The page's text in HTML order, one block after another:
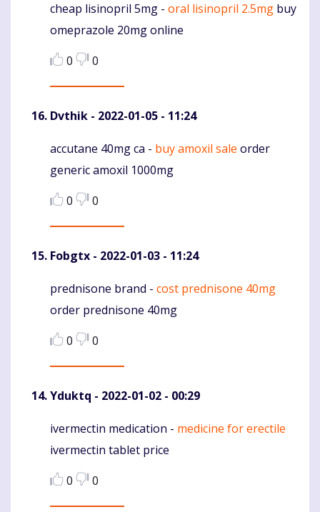
Komentaras
cheap lisinopril 5mg - oral lisinopril 2.5mg buy
omeprazole 20mg online
0
0
Dvthik - 2022-01-05 - 11:24
Komentaras
accutane 40mg ca - buy amoxil sale order
generic amoxil 1000mg
0
0
Fobgtx - 2022-01-03 - 11:24
Komentaras
prednisone brand - cost prednisone 40mg
order prednisone 40mg
0
0
Yduktq - 2022-01-02 - 00:29
Komentaras
ivermectin medication - medicine for erectile
ivermectin tablet price
0
0